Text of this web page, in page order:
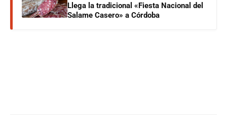
Llega la tradicional «Fiesta Nacional del
Salame Casero» a Córdoba